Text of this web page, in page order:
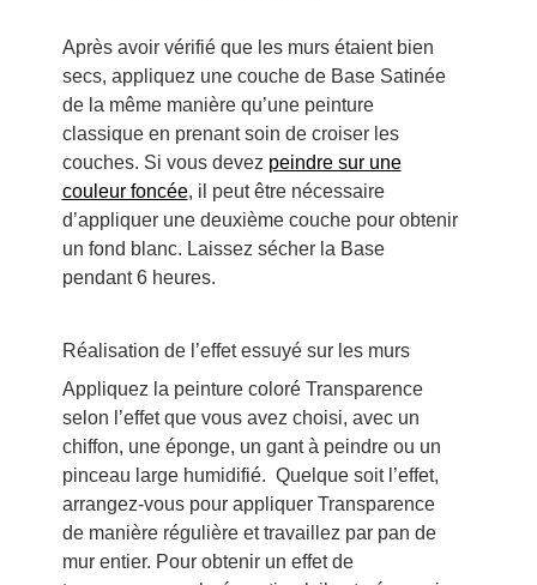
Après avoir vérifié que les murs étaient bien
secs, appliquez une couche de Base Satinée
de la même manière qu’une peinture
classique en prenant soin de croiser les
couches. Si vous devez peindre sur une
couleur foncée, il peut être nécessaire
d’appliquer une deuxième couche pour obtenir
un fond blanc. Laissez sécher la Base
pendant 6 heures.
Réalisation de l’effet essuyé sur les murs
Appliquez la peinture coloré Transparence
selon l’effet que vous avez choisi, avec un
chiffon, une éponge, un gant à peindre ou un
pinceau large humidifié. Quelque soit l’effet,
arrangez-vous pour appliquer Transparence
de manière régulière et travaillez par pan de
mur entier. Pour obtenir un effet de